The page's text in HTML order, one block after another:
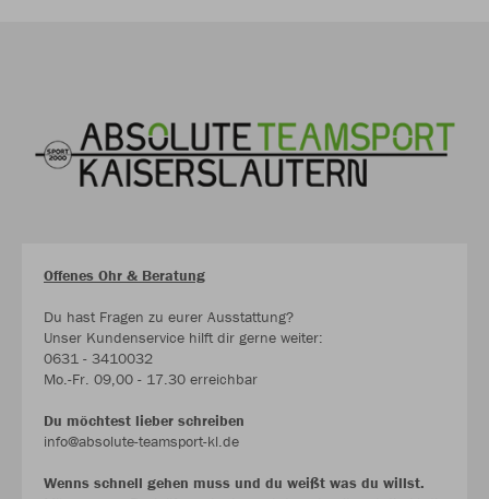
Offenes Ohr & Beratung
Du hast Fragen zu eurer Ausstattung?
Unser Kundenservice hilft dir gerne weiter:
0631 - 3410032
Mo.-Fr. 09,00 - 17.30 erreichbar
Du möchtest lieber schreiben
info@absolute-teamsport-kl.de
Wenns schnell gehen muss und du weißt was du willst.